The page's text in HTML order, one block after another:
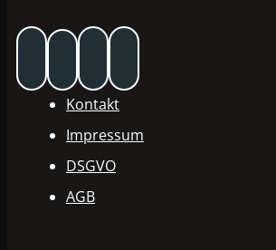
Kontakt
Impressum
DSGVO
AGB